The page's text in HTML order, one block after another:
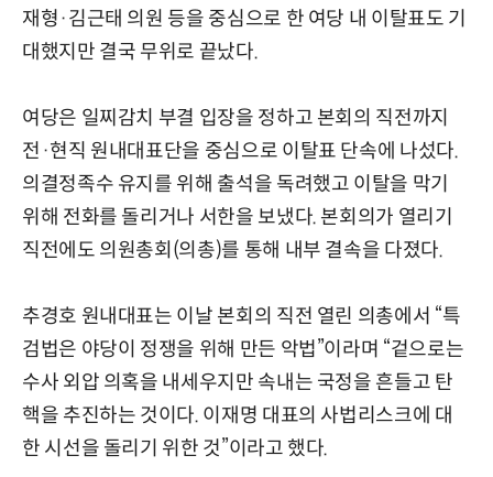
재형·김근태 의원 등을 중심으로 한 여당 내 이탈표도 기
대했지만 결국 무위로 끝났다.
여당은 일찌감치 부결 입장을 정하고 본회의 직전까지
전·현직 원내대표단을 중심으로 이탈표 단속에 나섰다.
의결정족수 유지를 위해 출석을 독려했고 이탈을 막기
위해 전화를 돌리거나 서한을 보냈다. 본회의가 열리기
직전에도 의원총회(의총)를 통해 내부 결속을 다졌다.
추경호 원내대표는 이날 본회의 직전 열린 의총에서 “특
검법은 야당이 정쟁을 위해 만든 악법”이라며 “겉으로는
수사 외압 의혹을 내세우지만 속내는 국정을 흔들고 탄
핵을 추진하는 것이다. 이재명 대표의 사법리스크에 대
한 시선을 돌리기 위한 것”이라고 했다.